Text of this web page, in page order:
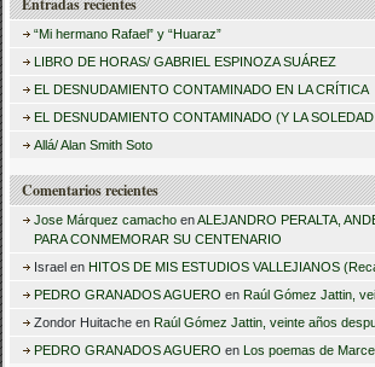
s
r
Entradas recientes
“Mi hermano Rafael” y “Huaraz”
LIBRO DE HORAS/ GABRIEL ESPINOZA SUÁREZ
EL DESNUDAMIENTO CONTAMINADO EN LA CRÍTICA
EL DESNUDAMIENTO CONTAMINADO (Y LA
Allá/ Alan Smith Soto
Comentarios recientes
Jose Márquez camacho enALEJANDRO PERALTA,
PARA CONMEMORAR SU CENTENARIO
Israel en HITOS DE MIS ESTUDIOS VALLEJIANOS
PEDRO GRANADOS AGUERO en Raúl Gómez Jattin,
Zondor Huitache en Raúl Gómez Jattin, veinte años
PEDRO GRANADOS AGUERO en Los poemas de